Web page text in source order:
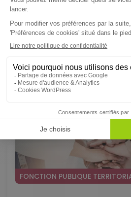
13/10/2025
Maire employeur : les
proactive - 1 sur 3
mai 2025* met en...
FONCTION PUBLIQUE